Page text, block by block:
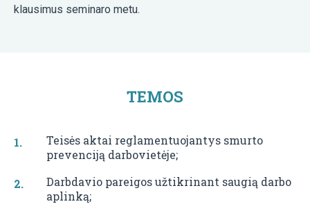
klausimus seminaro metu.
TEMOS
Teisės aktai reglamentuojantys smurto
prevenciją darbovietėje;
Darbdavio pareigos užtikrinant saugią darbo
aplinką;